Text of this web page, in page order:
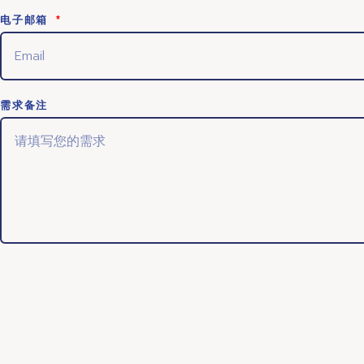
电子邮箱
需求备注